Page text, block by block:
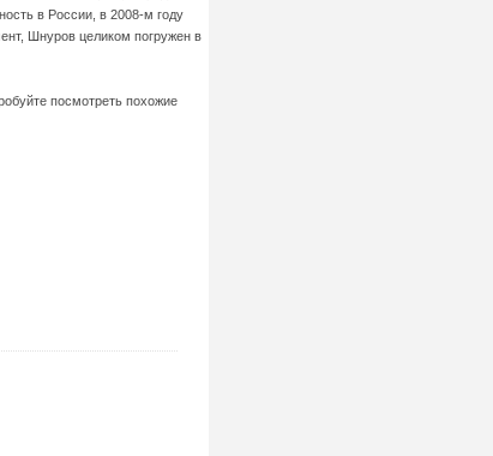
в России, в 2008-м году
Шнуров целиком погружен в
посмотреть похожие